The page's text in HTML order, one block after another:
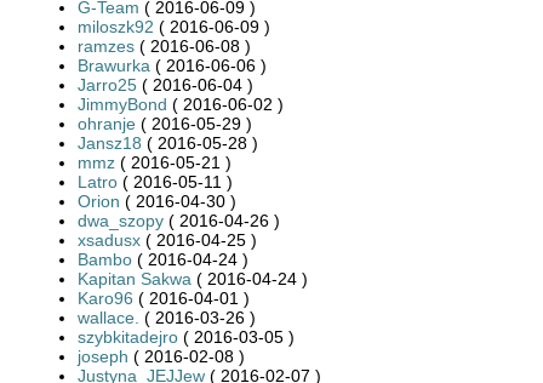
G-Team ( 2016-06-09 )
miloszk92 ( 2016-06-09 )
ramzes ( 2016-06-08 )
Brawurka ( 2016-06-06 )
Jarro25 ( 2016-06-04 )
JimmyBond ( 2016-06-02 )
ohranje ( 2016-05-29 )
Jansz18 ( 2016-05-28 )
mmz ( 2016-05-21 )
Latro ( 2016-05-11 )
Orion ( 2016-04-30 )
dwa_szopy ( 2016-04-26 )
xsadusx ( 2016-04-25 )
Bambo ( 2016-04-24 )
Kapitan Sakwa ( 2016-04-24 )
Karo96 ( 2016-04-01 )
wallace. ( 2016-03-26 )
szybkitadejro ( 2016-03-05 )
joseph ( 2016-02-08 )
Justyna_JEJJew ( 2016-02-07 )